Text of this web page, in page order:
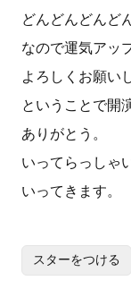
どんどんどんど
なので運気アッ
よろしくお願い
ということで開
ありがとう。
いってらっしゃい
いってきます。
スターをつける